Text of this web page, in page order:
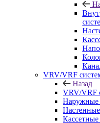
VRV/VRF
Назад
VRV/VRF
Наружные